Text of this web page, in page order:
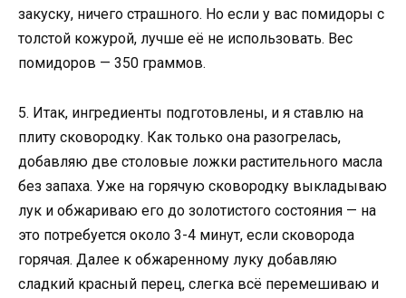
закуску, ничего страшного. Но если у вас помидоры с
толстой кожурой, лучше её не использовать. Вес
помидоров — 350 граммов.
5. Итак, ингредиенты подготовлены, и я ставлю на
плиту сковородку. Как только она разогрелась,
добавляю две столовые ложки растительного масла
без запаха. Уже на горячую сковородку выкладываю
лук и обжариваю его до золотистого состояния — на
это потребуется около 3-4 минут, если сковорода
горячая. Далее к обжаренному луку добавляю
сладкий красный перец, слегка всё перемешиваю и